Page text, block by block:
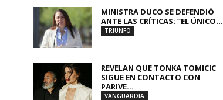
MINISTRA DUCO SE DEFENDIÓ
ANTE LAS CRÍTICAS: “EL ÚNICO...
TRIUNFO
REVELAN QUE TONKA TOMICIC
SIGUE EN CONTACTO CON
PARIVE...
VANGUARDIA